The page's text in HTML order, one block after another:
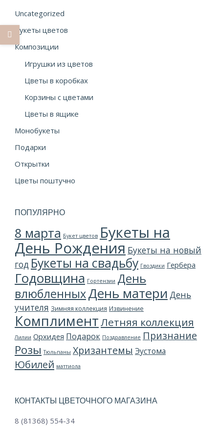
Uncategorized
Букеты цветов
Композиции
Игрушки из цветов
Цветы в коробках
Корзины с цветами
Цветы в ящике
Монобукеты
Подарки
Открытки
Цветы поштучно
ПОПУЛЯРНО
8 марта Букет цветов Букеты на
День Рождения Букеты на новый
год Букеты на свадьбу Гвоздики Гербера
Годовщина Гортензии День
влюбленныхДень матери День
учителя Зимняя коллекция Извинение
КомплиментЛетняя коллекция
Лилии Орхидея Подарок Поздравление Признание
Розы Тюльпаны Хризантемы Эустома
Юбилей маттиола
КОНТАКТЫ ЦВЕТОЧНОГО МАГАЗИНА
8 (81368) 554-34